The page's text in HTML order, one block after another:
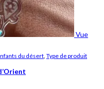
Vue
du désert, Type de produit